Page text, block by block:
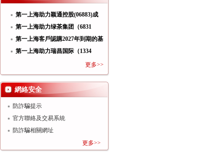
第一上海助力颖通控股(06883)成
功
第一上海助力绿茶集团（6831
HK）
第一上海客戶認購2027年到期的基
第一上海助力瑞昌国际（1334
更多>>
網絡安全
防詐騙提示
官方聯絡及交易系統
防詐騙相關網址
更多>>